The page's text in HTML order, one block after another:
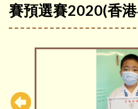
賽預選賽2020(香